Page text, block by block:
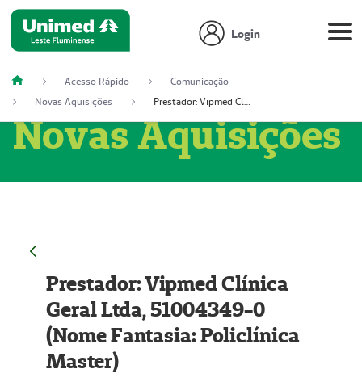
Login
Acesso Rápido
Comunicação
Novas Aquisições
Prestador: Vipmed Clínica Geral Ltda, 51004349-0 (Nome Fantasia: Policlínica Master)
Novas Aquisições
Prestador: Vipmed Clínica
Geral Ltda, 51004349-0
(Nome Fantasia: Policlínica
Master)